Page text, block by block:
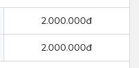
2.000.000đ
2.000.000đ